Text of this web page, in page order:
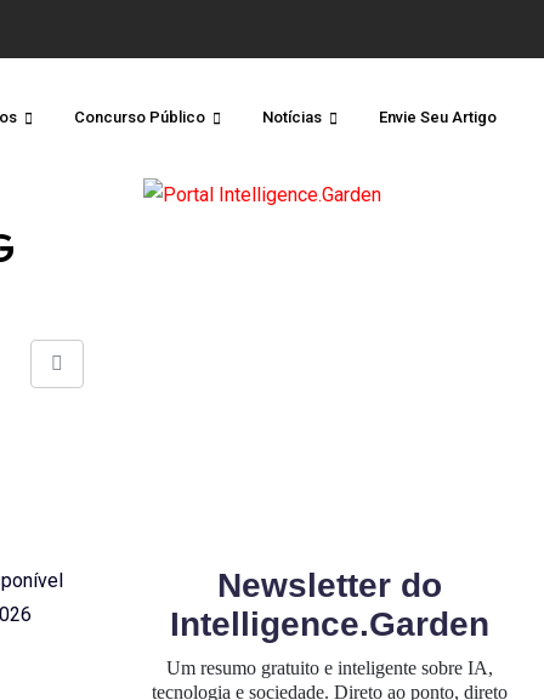
Concurso Público Notícias Envie Seu Artigo
Share